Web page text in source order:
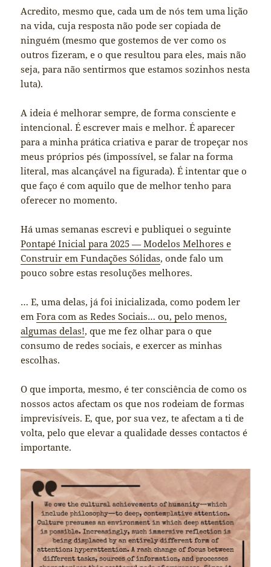
Acredito, mesmo que, cada um de nós tem uma lição
na vida, cuja resposta não pode ser copiada de
ninguém (mesmo que gostemos de ver como os
outros fizeram, e o que resultou para eles, mais não
seja, para não sentirmos que estamos sozinhos nesta
luta).
A ideia é melhorar sempre, de forma consciente e
intencional. É escrever mais e melhor. É aparecer
para a minha prática criativa e parar de tropeçar nos
meus próprios pés (impossível, se falar na forma
literal, mas alcançável na figurada). É intentar que o
que faço é com aquilo que de melhor tenho para
oferecer no momento.
Há umas semanas escrevi e publiquei o seguinte
Pontapé Inicial para 2025 — Modelos Melhores e
Construir em Fundações Sólidas, onde falo um
pouco sobre estas resoluções melhores.
… E, uma delas, já foi inicializada, como podem ler
emFora com as Redes Sociais… ou, pelo menos,
algumas delas!, que me fez olhar para o que
consumo de redes sociais, e exercer as minhas
escolhas.
O que importa, mesmo, é ter consciência de como os
nossos actos afectam os que nos rodeiam de formas
imprevisíveis. E, que, por sua vez, te afectam a ti de
volta, pelo que elevar a qualidade desses contactos é
importante.